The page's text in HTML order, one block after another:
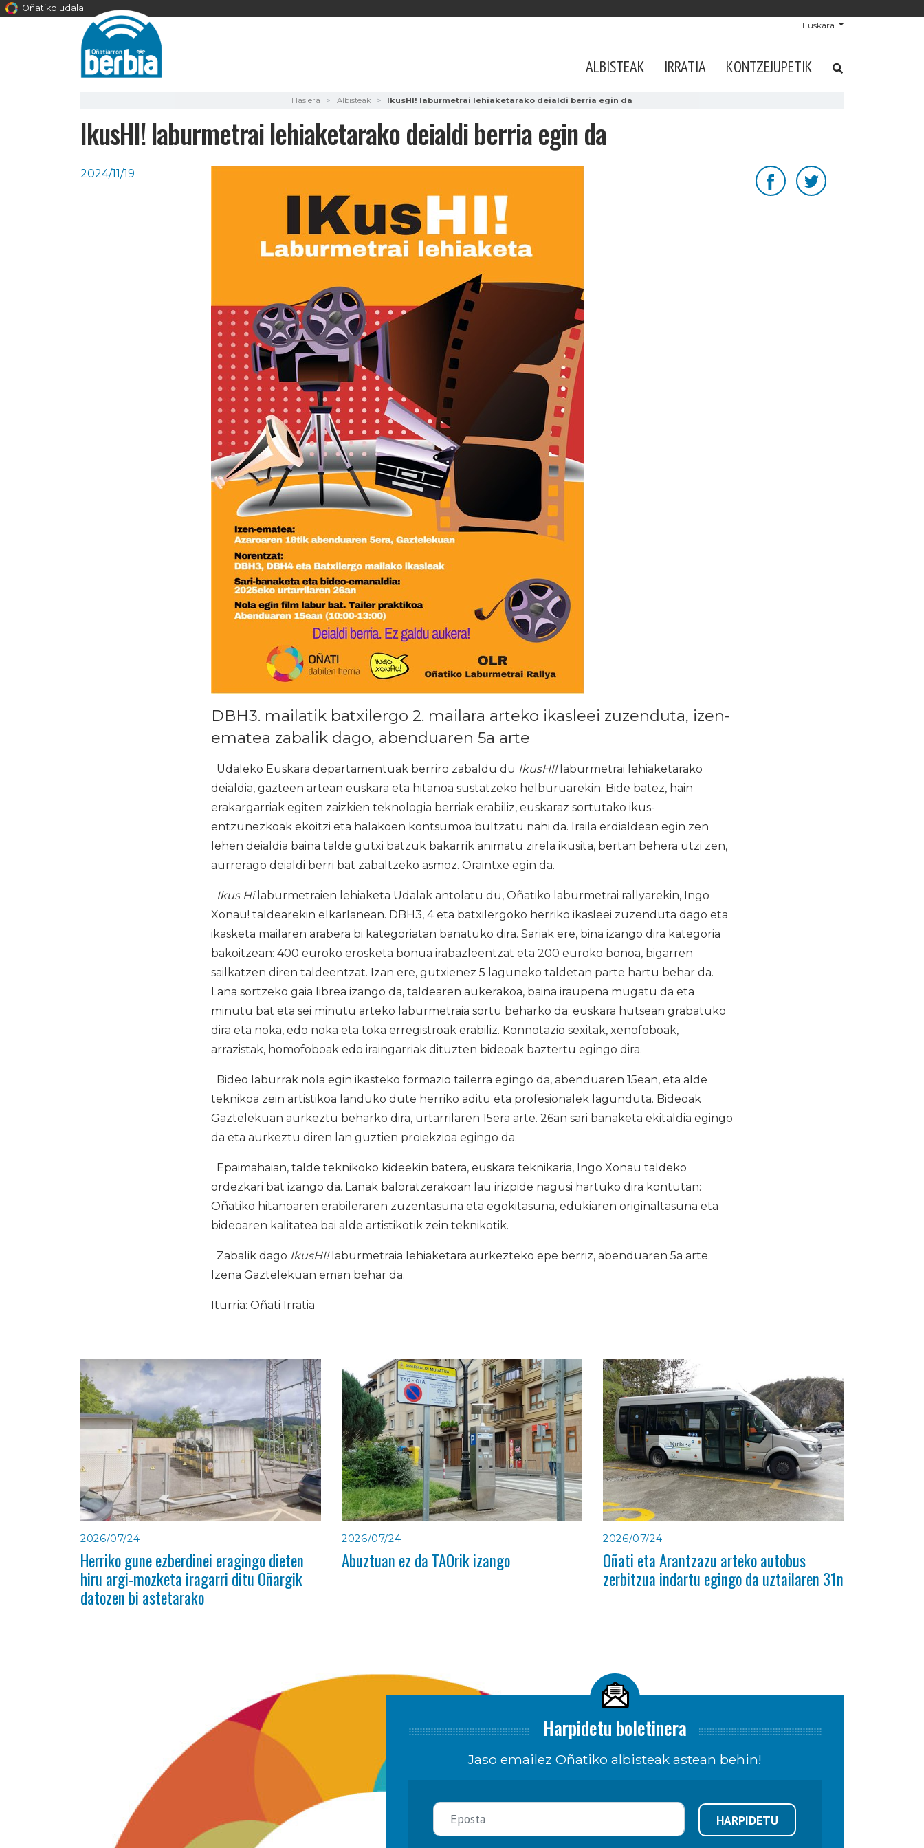
Oñatiko udala
Euskara
ALBISTEAK IRRATIA KONTZEJUPETIK
Hasiera Albisteak IkusHI! laburmetrai lehiaketarako deialdi berria egin da
IkusHI! laburmetrai lehiaketarako deialdi berria egin da
2024/11/19
DBH3. mailatik batxilergo 2. mailara arteko ikasleei zuzenduta, izen-
ematea zabalik dago, abenduaren 5a arte
Udaleko Euskara departamentuak berriro zabaldu du IkusHI!laburmetrai lehiaketarako
deialdia, gazteen artean euskara eta hitanoa sustatzeko helburuarekin. Bide batez, hain
erakargarriak egiten zaizkien teknologia berriak erabiliz, euskaraz sortutako ikus-
entzunezkoak ekoitzi eta halakoen kontsumoa bultzatu nahi da. Iraila erdialdean egin zen
lehen deialdia baina talde gutxi batzuk bakarrik animatu zirela ikusita, bertan behera utzi zen,
aurrerago deialdi berri bat zabaltzeko asmoz. Oraintxe egin da.
Ikus Hilaburmetraien lehiaketa Udalak antolatu du, Oñatiko laburmetrai rallyarekin, Ingo
Xonau! taldearekin elkarlanean. DBH3, 4 eta batxilergoko herriko ikasleei zuzenduta dago eta
ikasketa mailaren arabera bi kategoriatan banatuko dira. Sariak ere, bina izango dira kategoria
bakoitzean: 400 euroko erosketa bonua irabazleentzat eta 200 euroko bonoa, bigarren
sailkatzen diren taldeentzat. Izan ere, gutxienez 5 laguneko taldetan parte hartu behar da.
Lana sortzeko gaia librea izango da, taldearen aukerakoa, baina iraupena mugatu da eta
minutu bat eta sei minutu arteko laburmetraia sortu beharko da; euskara hutsean grabatuko
dira eta noka, edo noka eta toka erregistroak erabiliz. Konnotazio sexitak, xenofoboak,
arrazistak, homofoboak edo iraingarriak dituzten bideoak baztertu egingo dira.
Bideo laburrak nola egin ikasteko formazio tailerra egingo da, abenduaren 15ean, eta alde
teknikoa zein artistikoa landuko dute herriko aditu eta profesionalek lagunduta. Bideoak
Gaztelekuan aurkeztu beharko dira, urtarrilaren 15era arte. 26an sari banaketa ekitaldia egingo
da eta aurkeztu diren lan guztien proiekzioa egingo da.
Epaimahaian, talde teknikoko kideekin batera, euskara teknikaria, Ingo Xonau taldeko
ordezkari bat izango da. Lanak baloratzerakoan lau irizpide nagusi hartuko dira kontutan:
Oñatiko hitanoaren erabileraren zuzentasuna eta egokitasuna, edukiaren originaltasuna eta
bideoaren kalitatea bai alde artistikotik zein teknikotik.
Zabalik dago IkusHI!laburmetraia lehiaketara aurkezteko epe berriz, abenduaren 5a arte.
Izena Gaztelekuan eman behar da.
Iturria: Oñati Irratia
2026/07/24
Herriko gune ezberdinei eragingo dieten
hiru argi-mozketa iragarri ditu Oñargik
datozen bi astetarako
2026/07/24
Abuztuan ez da TAOrik izango
2026/07/24
Oñati eta Arantzazu arteko autobus
zerbitzua indartu egingo da uztailaren 31n
Harpidetu boletinera
Jaso emailez Oñatiko albisteak astean behin!
HARPIDETU